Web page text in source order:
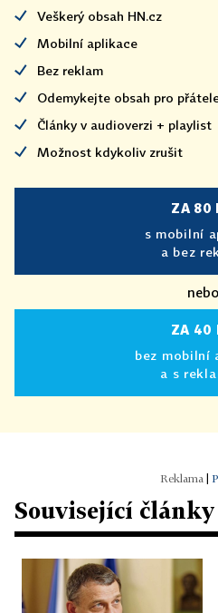
Veškerý obsah HN.cz
Mobilní aplikace
Bez reklam
Odemykejte obsah pro
Články v audioverzi + playlist
Možnost kdykoliv zrušit
ZA 80
s mobilní
a bez
nebo
ZA 40
bez mobilní
a s
Související články